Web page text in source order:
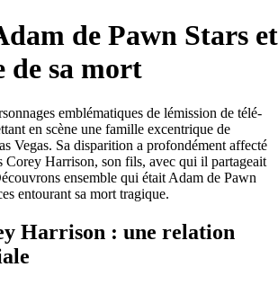
de Pawn Stars et
de sa mort
emblématiques de lémission de télé-
en scène une famille excentrique de
Vegas. Sa disparition a profondément affecté
Corey Harrison, son fils, avec qui il partageait
ensemble qui était Adam de Pawn
entourant sa mort tragique.
Harrison : une relation